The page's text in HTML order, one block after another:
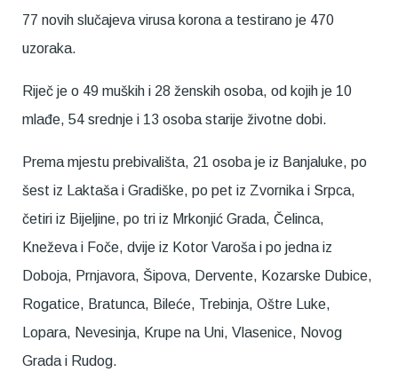
77 novih slučajeva virusa korona a testirano je 470
uzoraka.
Riječ je o 49 muških i 28 ženskih osoba, od kojih je 10
mlađe, 54 srednje i 13 osoba starije životne dobi.
Prema mjestu prebivališta, 21 osoba je iz Banjaluke, po
šest iz Laktaša i Gradiške, po pet iz Zvornika i Srpca,
četiri iz Bijeljine, po tri iz Mrkonjić Grada, Čelinca,
Kneževa i Foče, dvije iz Kotor Varoša i po jedna iz
Doboja, Prnjavora, Šipova, Dervente, Kozarske Dubice,
Rogatice, Bratunca, Bileće, Trebinja, Oštre Luke,
Lopara, Nevesinja, Krupe na Uni, Vlasenice, Novog
Grada i Rudog.